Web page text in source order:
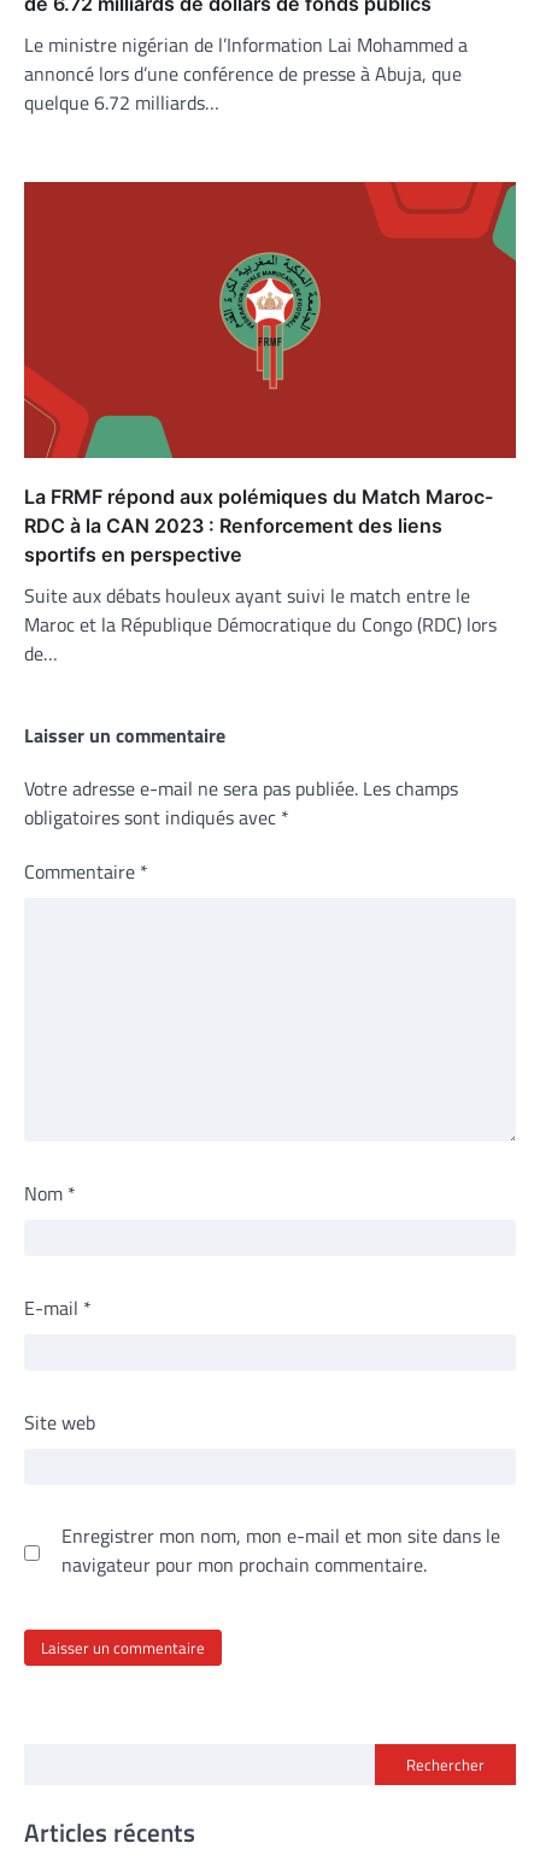
Le ministre nigérian de l’Information Lai Mohammed a
annoncé lors d’une conférence de presse à Abuja, que
quelque 6.72 milliards…
La FRMF répond aux polémiques du Match Maroc-
RDC à la CAN 2023 : Renforcement des liens
sportifs en perspective
Suite aux débats houleux ayant suivi le match entre le
Maroc et la République Démocratique du Congo (RDC) lors
de…
Laisser un commentaire
Votre adresse e-mail ne sera pas publiée. Les champs
obligatoires sont indiqués avec *
Commentaire *
Nom *
E-mail *
Site web
Enregistrer mon nom, mon e-mail et mon site dans le
navigateur pour mon prochain commentaire.
Rechercher
Articles récents